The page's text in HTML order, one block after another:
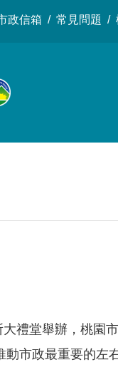
政信箱 常見問題
禮堂舉辦，桃園
市政最重要的左